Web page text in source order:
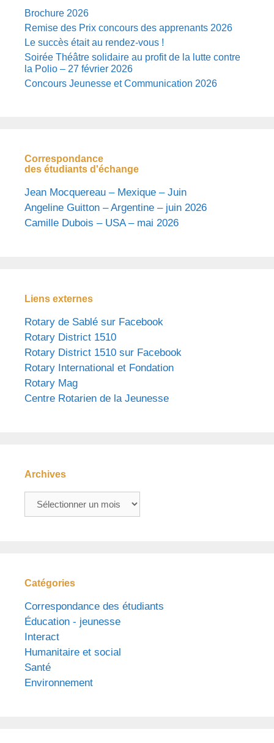
Brochure 2026
Remise des Prix concours des apprenants 2026
Le succès était au rendez-vous !
Soirée Théâtre solidaire au profit de la lutte contre
la Polio – 27 février 2026
Concours Jeunesse et Communication 2026
Correspondance
des étudiants d'échange
Jean Mocquereau – Mexique – Juin
Angeline Guitton – Argentine – juin 2026
Camille Dubois – USA – mai 2026
Liens externes
Rotary de Sablé sur Facebook
Rotary District 1510
Rotary District 1510 sur Facebook
Rotary International et Fondation
Rotary Mag
Centre Rotarien de la Jeunesse
Archives
Archives
Catégories
Correspondance des étudiants
Éducation - jeunesse
Interact
Humanitaire et social
Santé
Environnement